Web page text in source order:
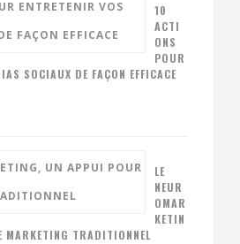
10
ACTI
ONS
POUR
SOCIAUX DE FAÇON EFFICACE
LE
NEUR
OMAR
KETIN
MARKETING TRADITIONNEL